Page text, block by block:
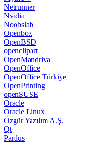
Netrunner
Nvidia
Noobslab
Openbox
OpenBSD
openclipart
OpenMandriva
OpenOffice
OpenOffice Türkiye
OpenPrinting
openSUSE
Oracle
Oracle Linux
Özgür Yazılım A.Ş.
Qt
Pardus